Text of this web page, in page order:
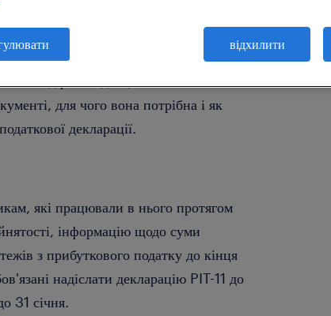
про виплачену зарплату та
від роботодавця PIT-11?
для чого вона потрібна і як
декларації.
які працювали в нього протягом
інформацію щодо суми
з прибуткового податку до кінця
надіслати декларацію PIT-11 до
31 січня.
відхилити